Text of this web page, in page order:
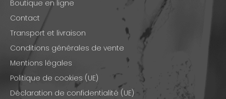
Boutique en ligne
Contact
Transport et livraison
Conditions générales de vente
Mentions légales
Politique de cookies (UE)
Déclaration de confidentialité (UE)